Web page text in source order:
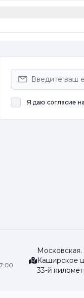
Я даю согласие
Московская.
Каширское
33-й